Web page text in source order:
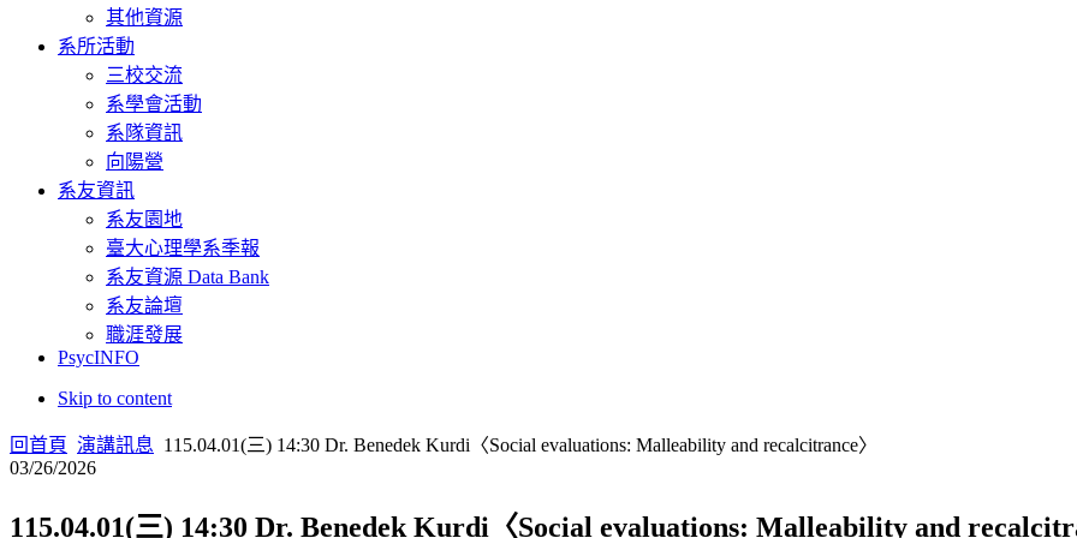
其他資源
系所活動
三校交流
系學會活動
系隊資訊
向陽營
系友資訊
系友園地
臺大心理學系季報
系友資源 Data Bank
系友論壇
職涯發展
PsycINFO
Skip to content
回首頁 演講訊息 115.04.01(三) 14:30 Dr. Benedek Kurdi〈Social evaluations: Malleability and recalcitrance〉
03/26/2026
115.04.01(三) 14:30 Dr. Benedek Kurdi〈Social evaluations: Malleability and